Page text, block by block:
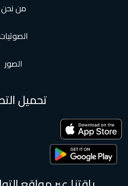
من نحن
الصوتيات
الصور
تحميل